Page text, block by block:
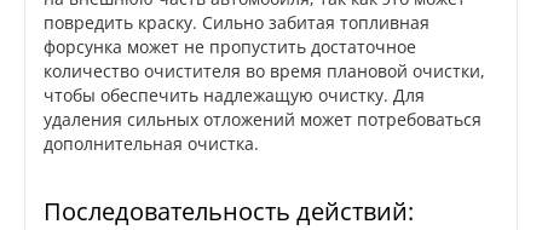
повредить краску. Сильно забитая топливная
форсунка может не пропустить достаточное
количество очистителя во время плановой очистки,
чтобы обеспечить надлежащую очистку. Для
удаления сильных отложений может потребоваться
дополнительная очистка.
Последовательность действий: